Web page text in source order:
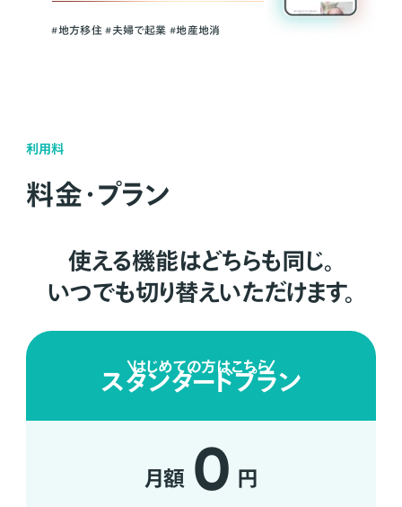
#地方移住 #夫婦で起業 #地産地消
利用料
料金・プラン
使える機能はどちらも同じ。
いつでも切り替えいただけます。
はじめての方はこちら
スタンダードプラン
月額 0 円